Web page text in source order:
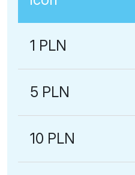
1 PLN
5 PLN
10 PLN